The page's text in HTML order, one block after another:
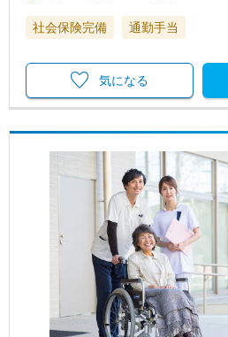
社会保険完備 通勤手当
気になる